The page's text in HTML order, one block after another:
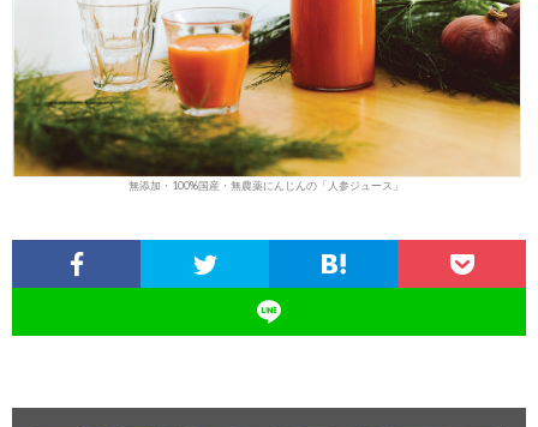
無添加・100%国産・無農薬にんじんの「人参ジュース」